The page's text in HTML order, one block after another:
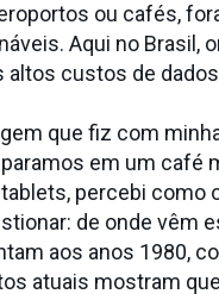
ou cafés,
Aqui no Brasil,
altos custos de
que fiz com
em um café
percebi como
de onde vêm
aos anos 1980,
atuais mostram